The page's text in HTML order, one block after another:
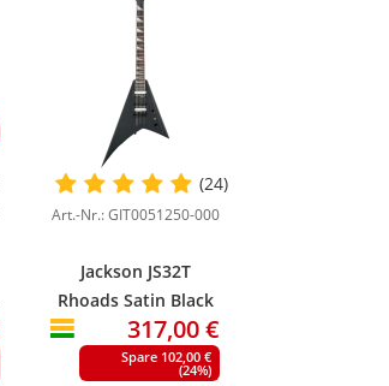
(24)
Art.-Nr.: GIT0051250-000
Jackson JS32T
Rhoads Satin Black
317,00 €
Spare 102,00 €
(24%)